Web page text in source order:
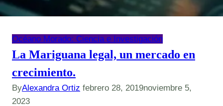
Océano Morado: Ciencia e Investigación
La Mariguana legal, un mercado en
crecimiento.
ByAlexandra Ortiz febrero 28, 2019noviembre 5,
2023